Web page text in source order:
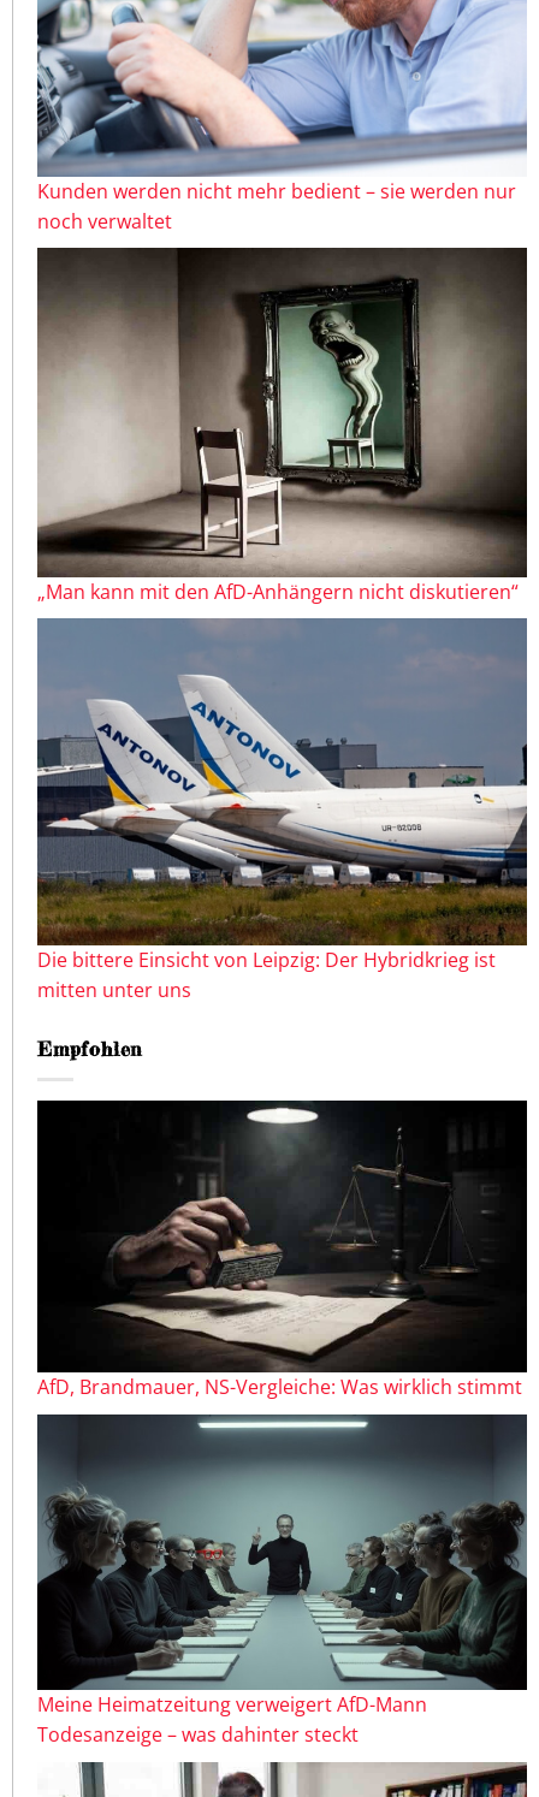
Kunden werden nicht mehr bedient – sie werden nur
noch verwaltet
„Man kann mit den AfD-Anhängern nicht diskutieren“
Die bittere Einsicht von Leipzig: Der Hybridkrieg ist
mitten unter uns
Empfohlen
AfD, Brandmauer, NS-Vergleiche: Was wirklich stimmt
Meine Heimatzeitung verweigert AfD-Mann
Todesanzeige – was dahinter steckt